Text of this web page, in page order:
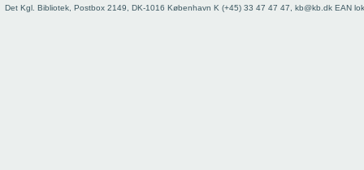
Det Kgl. Bibliotek, Postbox 2149, DK-1016 København K (+45) 33 47 47 47, kb@kb.dk EAN